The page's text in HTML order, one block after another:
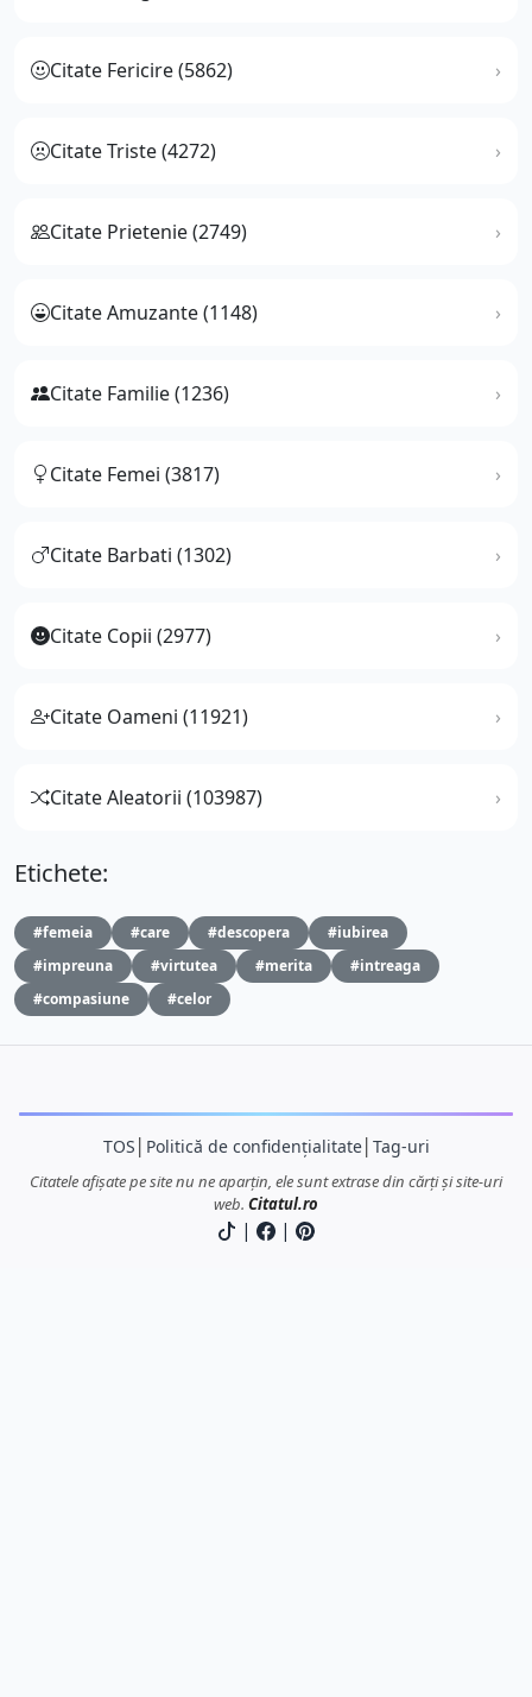
Citate Fericire (5862)
Citate Triste (4272)
Citate Prietenie (2749)
Citate Amuzante (1148)
Citate Familie (1236)
Citate Femei (3817)
Citate Barbati (1302)
Citate Copii (2977)
Citate Oameni (11921)
Citate Aleatorii (103987)
Etichete:
#femeia #care #descopera
#iubirea
#impreuna
#virtutea #merita
#intreaga
#compasiune
#celor
TOS Politică de confidențialitate│ Tag-uri
Citatele afișate pe site nu ne aparțin, ele sunt extrase din cărți și site-uri
web. Citatul.ro
| |